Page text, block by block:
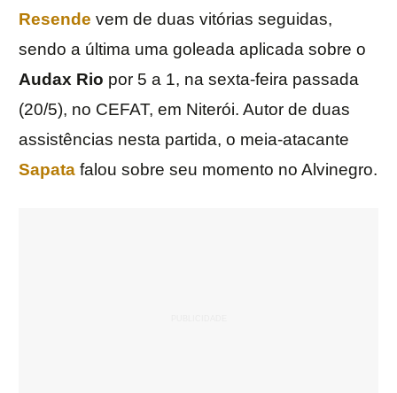
Resende vem de duas vitórias seguidas,
sendo a última uma goleada aplicada sobre o
Audax Rio por 5 a 1, na sexta-feira passada
(20/5), no CEFAT, em Niterói. Autor de duas
assistências nesta partida, o meia-atacante
Sapata falou sobre seu momento no Alvinegro.